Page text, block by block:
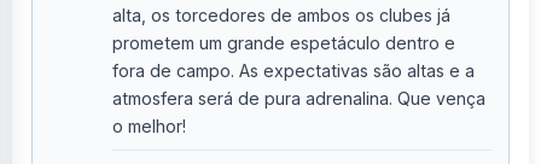
alta, os torcedores de ambos os clubes já
prometem um grande espetáculo dentro e
fora de campo. As expectativas são altas e a
atmosfera será de pura adrenalina. Que vença
o melhor!